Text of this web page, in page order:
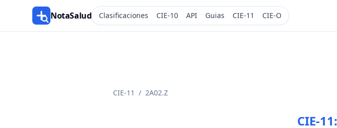
NotaSalud Clasificaciones CIE-10 API Guias CIE-11 CIE-O
CIE-11 / 2A02.Z
CIE-11: